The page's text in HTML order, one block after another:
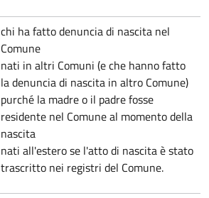
chi ha fatto denuncia di nascita nel
Comune
nati in altri Comuni (e che hanno fatto
la denuncia di nascita in altro Comune)
purché la madre o il padre fosse
residente nel Comune al momento della
nascita
nati all'estero se l'atto di nascita è stato
trascritto nei registri del Comune.